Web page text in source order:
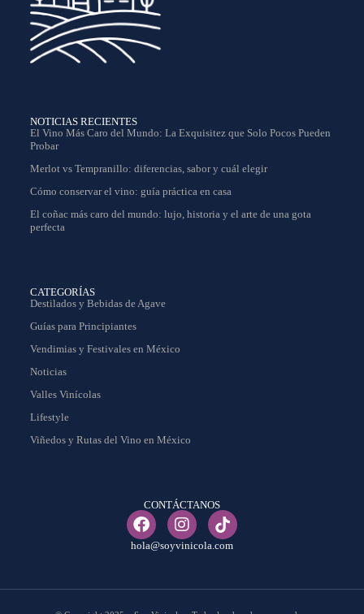
NOTICIAS RECIENTES
El Vino Más Caro del Mundo: La Exquisitez que Solo Pocos Pueden
Probar
Merlot vs Tempranillo: diferencias, sabor y cuál elegir
Cómo conservar el vino: guía práctica en casa
El coñac más caro del mundo: lujo, historia y el arte de una gota
perfecta
CATEGORÍAS
Destilados y Bebidas de Agave
Guías para Principiantes
Vendimias y Festivales en México
Noticias
Valles Vinícolas
Lifestyle
Viñedos y Rutas del Vino en México
CONTÁCTANOS
hola@soyvinicola.com